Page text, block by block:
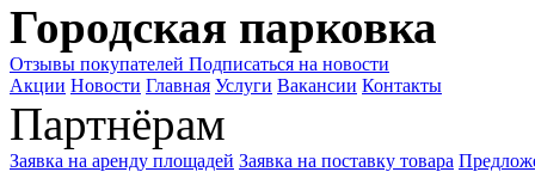
Городская парковка
Отзывы покупателей Подписаться на новости
Акции Новости Главная Услуги Вакансии Контакты
Партнёрам
Заявка на аренду площадей Заявка на поставку товара